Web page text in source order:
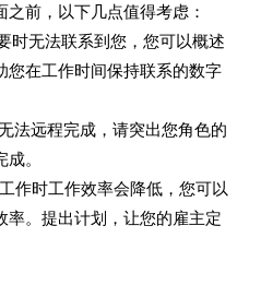
前，以下几点值得考虑：
时无法联系到您，您可以概述
您在工作时间保持联系的数字
法远程完成，请突出您角色的
。
作时工作效率会降低，您可以
率。提出计划，让您的雇主定